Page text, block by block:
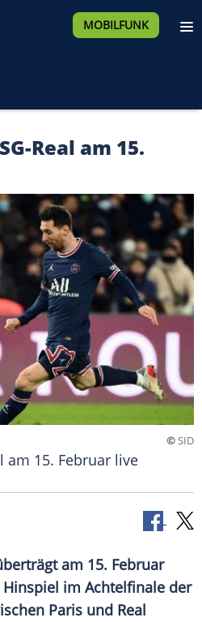
MOBILFUNK
Real am 15.
©SID
am 15. Februar live
am 15. Februar
Hinspiel im Achtelfinale der
Paris und Real